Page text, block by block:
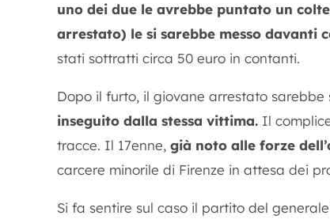
uno dei due le avrebbe puntato un
arrestato) le si sarebbe messo davanti
stati sottratti circa 50 euro in contanti.
Dopo il furto, il giovane arrestato
inseguito dalla stessa vittima. Il
tracce. Il 17enne, già noto alle forze
carcere minorile di Firenze in attesa dei
Si fa sentire sul caso il partito del